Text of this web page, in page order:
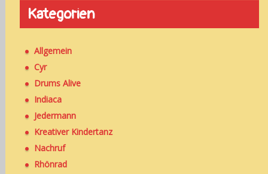
Kategorien
Allgemein
Cyr
Drums Alive
Indiaca
Jedermann
Kreativer Kindertanz
Nachruf
Rhönrad